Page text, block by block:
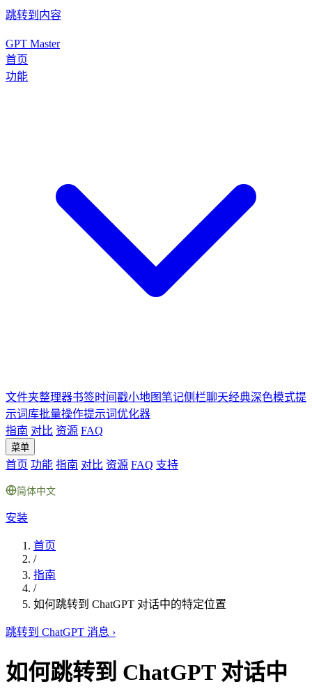
跳转到内容
GPT Master
首页
功能
文件夹整理器书签时间戳小地图笔记侧栏聊天经典深色模式提
示词库批量操作提示词优化器
指南 对比 资源 FAQ
菜单
首页 功能 指南 对比 资源 FAQ 支持
简体中文
安装
首页
/
指南
/
如何跳转到 ChatGPT 对话中的特定位置
跳转到 ChatGPT 消息 ›
如何跳转到 ChatGPT 对话中